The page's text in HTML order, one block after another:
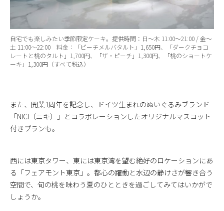
自宅でも楽しみたい季節限定ケーキ。提供時間：⽇〜⽊ 11:00〜21:00 / ⾦〜
⼟ 11:00〜22:00 料⾦：「ピーチメルバタルト」1,650円、「ダークチョコ
レートと桃のタルト」1,700円、「ザ・ピーチ」1,300円、「桃のショートケ
ーキ」1,300円（すべて税込）
また、開業1周年を記念し、ドイツ生まれのぬいぐるみブランド
「NICI（ニキ）」とコラボレーションしたオリジナルマスコット
付きプランも。
西には東京タワー、東には東京湾を望む絶好のロケーションにあ
る「フェアモント東京」。都心の躍動と水辺の静けさが響き合う
空間で、旬の桃を味わう夏のひとときを過ごしてみてはいかがで
しょうか。